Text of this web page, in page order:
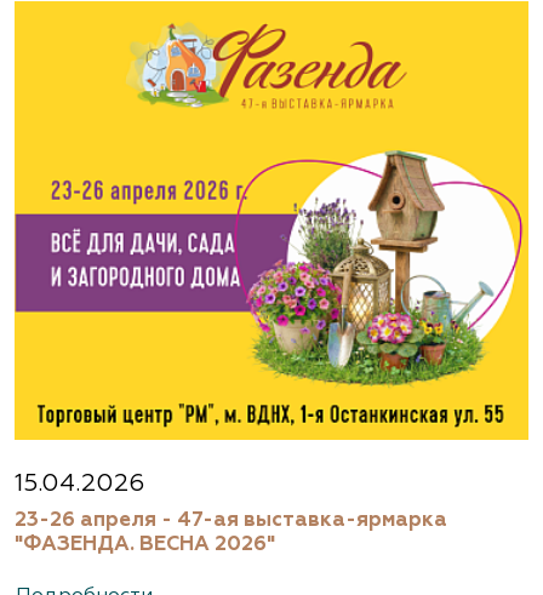
15.04.2026
23-26 апреля - 47-ая выставка-ярмарка
"ФАЗЕНДА. ВЕСНА 2026"